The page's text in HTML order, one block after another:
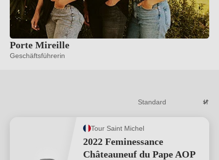
Porte Mireille
Geschäftsführerin
Tour Saint Michel
2022 Feminessance
Châteauneuf du Pape AOP